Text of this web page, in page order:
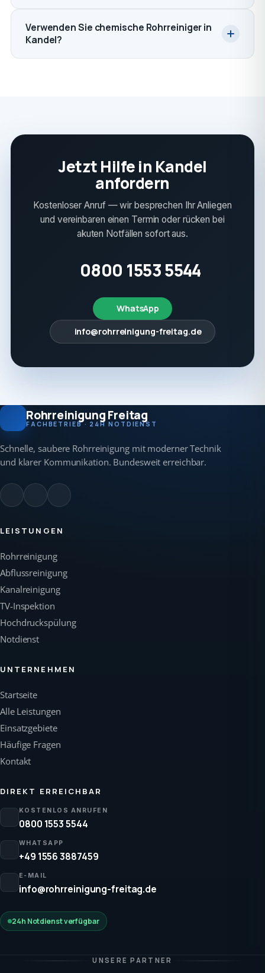
Verwenden Sie chemische Rohrreiniger in
Kandel?
Jetzt Hilfe in Kandel
anfordern
Kostenloser Anruf — wir besprechen Ihr Anliegen
und vereinbaren einen Termin oder rücken bei
akuten Notfällen sofort aus.
0800 1553 5544
WhatsApp
info@rohrreinigung-freitag.de
Rohrreinigung Freitag
FACHBETRIEB · 24H NOTDIENST
Schnelle, saubere Rohrreinigung mit moderner Technik
und klarer Kommunikation. Bundesweit erreichbar.
LEISTUNGEN
Rohrreinigung
Abflussreinigung
Kanalreinigung
TV-Inspektion
Hochdruckspülung
Notdienst
UNTERNEHMEN
Startseite
Alle Leistungen
Einsatzgebiete
Häufige Fragen
Kontakt
DIREKT ERREICHBAR
KOSTENLOS ANRUFEN
0800 1553 5544
WHATSAPP
+49 1556 3887459
E-MAIL
info@rohrreinigung-freitag.de
24h Notdienst verfügbar
UNSERE PARTNER